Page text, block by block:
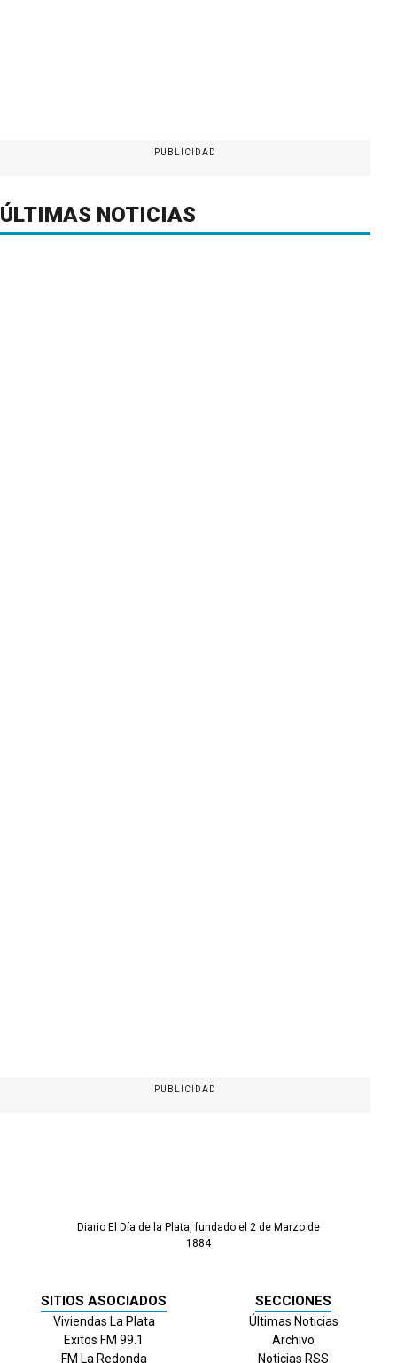
PUBLICIDAD
ÚLTIMAS NOTICIAS
PUBLICIDAD
Diario El Día de la Plata, fundado el 2 de Marzo de
1884
SITIOS ASOCIADOS
Viviendas La Plata
Exitos FM 99.1
FM La Redonda
SECCIONES
Últimas Noticias
Archivo
Noticias RSS